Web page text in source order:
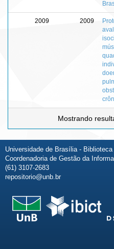
2009 2009
Mostrando
Universidade de Brasília - Biblioteca
Coordenadoria de Gestão da
(61) 3107-2683
repositorio@unb.br